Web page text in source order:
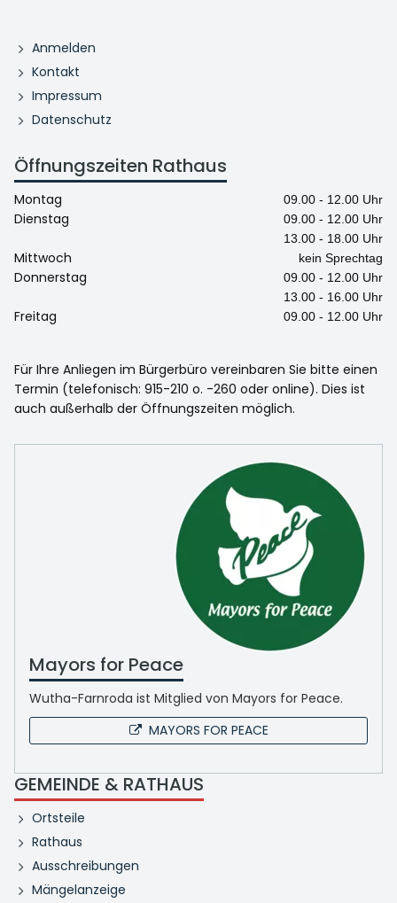
Anmelden
Kontakt
Impressum
Datenschutz
Öffnungszeiten Rathaus
Montag 09.00 - 12.00 Uhr
Dienstag
09.00 - 12.00 Uhr
13.00 - 18.00 Uhr
Mittwoch kein Sprechtag
Donnerstag
09.00 - 12.00 Uhr
13.00 - 16.00 Uhr
Freitag 09.00 - 12.00 Uhr
Für Ihre Anliegen im Bürgerbüro vereinbaren Sie bitte einen
Termin (telefonisch: 915-210 o. -260 oder online). Dies ist
auch außerhalb der Öffnungszeiten möglich.
Mayors for Peace
Wutha-Farnroda ist Mitglied von Mayors for Peace.
MAYORS FOR PEACE
GEMEINDE & RATHAUS
Ortsteile
Rathaus
Ausschreibungen
Mängelanzeige